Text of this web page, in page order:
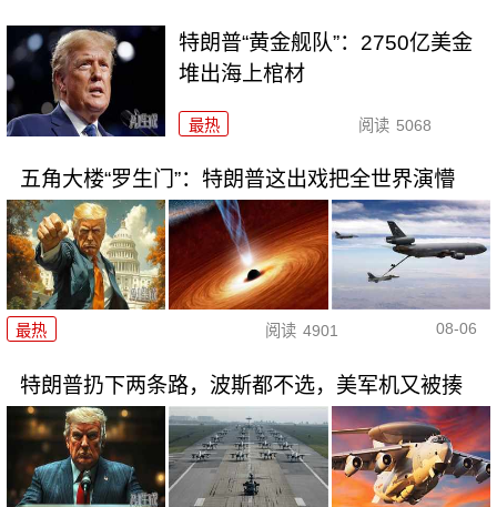
特朗普“黄金舰队”：2750亿美金
堆出海上棺材
最热 阅读 5068
五角大楼“罗生门”：特朗普这出戏把全世界演懵
最热 阅读 4901 08-06
特朗普扔下两条路，波斯都不选，美军机又被揍